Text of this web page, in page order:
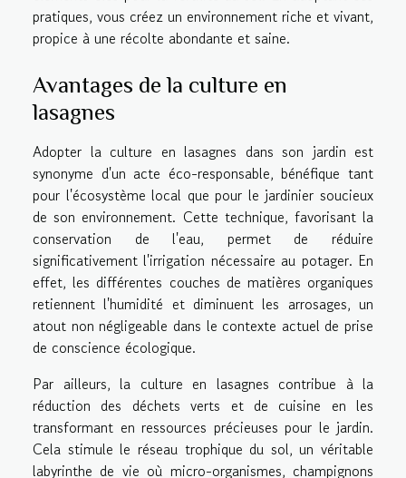
pratiques, vous créez un environnement riche et vivant,
propice à une récolte abondante et saine.
Avantages de la culture en
lasagnes
Adopter la culture en lasagnes dans son jardin est
synonyme d'un acte éco-responsable, bénéfique tant
pour l'écosystème local que pour le jardinier soucieux
de son environnement. Cette technique, favorisant la
conservation de l'eau, permet de réduire
significativement l'irrigation nécessaire au potager. En
effet, les différentes couches de matières organiques
retiennent l'humidité et diminuent les arrosages, un
atout non négligeable dans le contexte actuel de prise
de conscience écologique.
Par ailleurs, la culture en lasagnes contribue à la
réduction des déchets verts et de cuisine en les
transformant en ressources précieuses pour le jardin.
Cela stimule le réseau trophique du sol, un véritable
labyrinthe de vie où micro-organismes, champignons